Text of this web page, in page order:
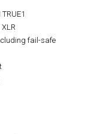
fail-safe